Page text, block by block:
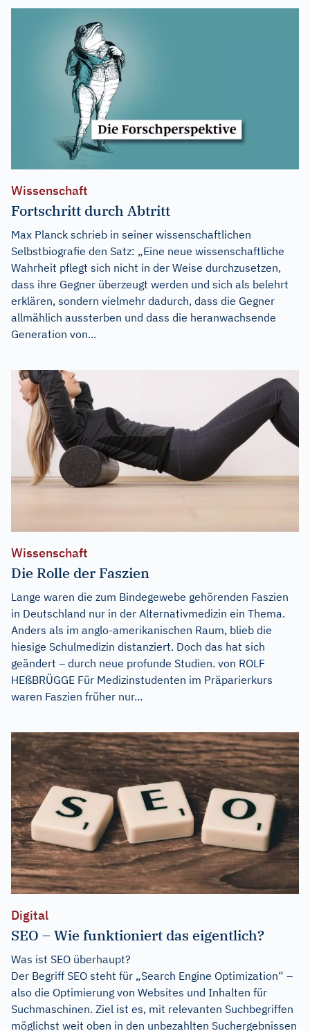
Wissenschaft
Fortschritt durch Abtritt
Max Planck schrieb in seiner wissenschaftlichen
Selbstbiografie den Satz: „Eine neue wissenschaftliche
Wahrheit pflegt sich nicht in der Weise durchzusetzen,
dass ihre Gegner überzeugt werden und sich als belehrt
erklären, sondern vielmehr dadurch, dass die Gegner
allmählich aussterben und dass die heranwachsende
Generation von...
Wissenschaft
Die Rolle der Faszien
Lange waren die zum Bindegewebe gehörenden Faszien
in Deutschland nur in der Alternativmedizin ein Thema.
Anders als im anglo-amerikanischen Raum, blieb die
hiesige Schulmedizin distanziert. Doch das hat sich
geändert – durch neue profunde Studien. von ROLF
HEßBRÜGGE Für Medizinstudenten im Präparierkurs
waren Faszien früher nur...
Digital
SEO – Wie funktioniert das eigentlich?
Was ist SEO überhaupt?
Der Begriff SEO steht für „Search Engine Optimization“ –
also die Optimierung von Websites und Inhalten für
Suchmaschinen. Ziel ist es, mit relevanten Suchbegriffen
möglichst weit oben in den unbezahlten Suchergebnissen